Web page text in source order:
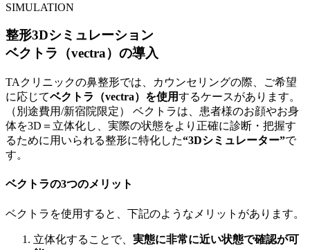
SIMULATION
整形3Dシミュレーション
ベクトラ（vectra）の導入
TAクリニックの鼻整形では、カウンセリングの際、ご希望
に応じてベクトラ（vectra）を使用するケースがあります。
（別途費用/新宿院限定） ベクトラは、患者様のお顔やお身
体を3D＝立体化し、実際の状態をより正確に診断・把握す
るために用いられる整形に特化した“3Dシミュレーター”で
す。
ベクトラの3つのメリット
ベクトラを使用すると、下記のようなメリットがあります。
立体化することで、 実態に非常に近い状態で確認が可